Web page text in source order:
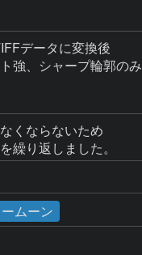
データに変換後
強、シャープ輪郭のみ
くならないため
繰り返しました。
ムーン